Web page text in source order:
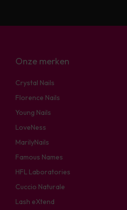
Onze merken
Crystal Nails
Florence Nails
Young Nails
LoveNess
MarilyNails
Famous Names
HFL Laboratories
Cuccio Naturale
Lash eXtend